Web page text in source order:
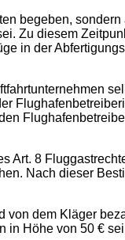
begeben,
Zu diesem
in der
Art. 8
Nach dieser
dem Kläger
in Höhe von 50 €